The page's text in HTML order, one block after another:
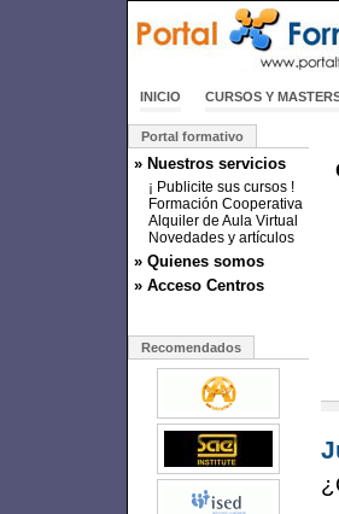
INICIO CURSOS Y
Portal formativo
» Nuestros servicios
¡ Publicite sus cursos !
Formación Cooperativa
Alquiler de Aula Virtual
Novedades y artículos
» Quienes somos
» Acceso Centros
Recomendados